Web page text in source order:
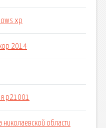
xp
2014
р21001
николаевской области